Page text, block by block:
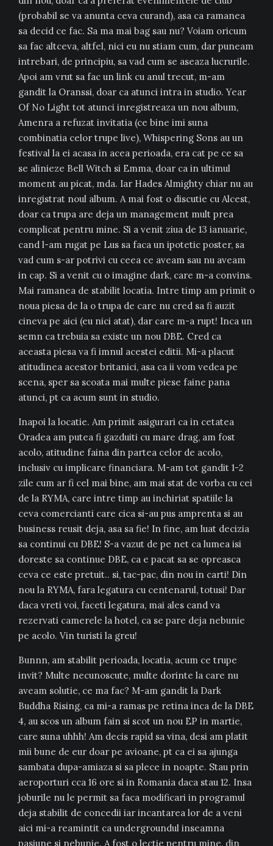
(probabil se va anunta ceva curand), asa ca ramanea
sa decid ce fac. Sa ma mai bag sau nu? Voiam oricum
sa fac altceva, altfel, nici eu nu stiam cum, dar puneam
intrebari, de principiu, sa vad cum se aseaza lucrurile.
Apoi am vrut sa fac un link cu anul trecut, m-am
gandit la Oranssi, doar ca atunci intra in studio. Year
Of No Light tot atunci inregistreaza un nou album,
Amenra a refuzat invitatia (ce bine imi suna
combinatia celor trupe live), Whispering Sons au un
festival la ei acasa in acea perioada, era cat pe ce sa
se alinieze Bell Witch si Emma, doar ca in ultimul
moment au picat, mda. Iar Hades Almighty chiar nu au
inregistrat noul album. A mai fost o discutie cu Alcest,
doar ca trupa are deja un management mult prea
complicat pentru mine. Si a venit ziua de 13 ianuarie,
cand l-am rugat pe Lus sa faca un ipotetic poster, sa
vad cum s-ar potrivi cu ceea ce aveam sau nu aveam
in cap. Si a venit cu o imagine dark, care m-a convins.
Mai ramanea de stabilit locatia. Intre timp am primit o
noua piesa de la o trupa de care nu cred sa fi auzit
cineva pe aici (eu nici atat), dar care m-a rupt! Inca un
semn ca trebuia sa existe un nou DBE. Cred ca
aceasta piesa va fi imnul acestei editii. Mi-a placut
atitudinea acestor britanici, asa ca ii vom vedea pe
scena, sper sa scoata mai multe piese faine pana
atunci, pt ca acum sunt in studio.
Inapoi la locatie. Am primit asigurari ca in cetatea
Oradea am putea fi gazduiti cu mare drag, am fost
acolo, atitudine faina din partea celor de acolo,
inclusiv cu implicare financiara. M-am tot gandit 1-2
zile cum ar fi cel mai bine, am mai stat de vorba cu cei
de la RYMA, care intre timp au inchiriat spatiile la
ceva comercianti care cica si-au pus amprenta si au
business reusit deja, asa sa fie! In fine, am luat decizia
sa continui cu DBE! S-a vazut de pe net ca lumea isi
doreste sa continue DBE, ca e pacat sa se opreasca
ceva ce este pretuit.. si, tac-pac, din nou in carti! Din
nou la RYMA, fara legatura cu centenarul, totusi! Dar
daca vreti voi, faceti legatura, mai ales cand va
rezervati camerele la hotel, ca se pare deja nebunie
pe acolo. Vin turisti la greu!
Bunnn, am stabilit perioada, locatia, acum ce trupe
invit? Multe necunoscute, multe dorinte la care nu
aveam solutie, ce ma fac? M-am gandit la Dark
Buddha Rising, ca mi-a ramas pe retina inca de la DBE
4, au scos un album fain si scot un nou EP in martie,
care suna uhhh! Am decis rapid sa vina, desi am platit
mii bune de eur doar pe avioane, pt ca ei sa ajunga
sambata dupa-amiaza si sa plece in noapte. Stau prin
aeroporturi cca 16 ore si in Romania daca stau 12. Insa
joburile nu le permit sa faca modificari in programul
deja stabilit de concedii iar incantarea lor de a veni
aici mi-a reamintit ca undergroundul inseamna
pasiune si nebunie. A fost o lectie pentru mine, din